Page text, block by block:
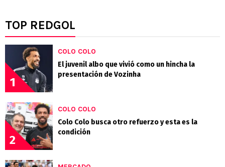
TOP REDGOL
1
COLO COLO
El juvenil albo que vivió como un hincha la
presentación de Vozinha
2
COLO COLO
Colo Colo busca otro refuerzo y esta es la
condición